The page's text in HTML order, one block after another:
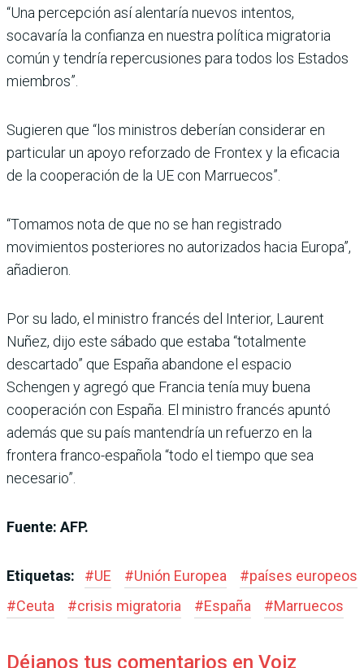
“Una percepción así alentaría nuevos intentos,
socavaría la confianza en nuestra política migratoria
común y tendría repercusiones para todos los Estados
miembros”.
Sugieren que “los ministros deberían considerar en
particular un apoyo reforzado de Frontex y la eficacia
de la cooperación de la UE con Marruecos”.
“Tomamos nota de que no se han registrado
movimientos posteriores no autorizados hacia Europa”,
añadieron.
Por su lado, el ministro francés del Interior, Laurent
Nuñez, dijo este sábado que estaba “totalmente
descartado” que España abandone el espacio
Schengen y agregó que Francia tenía muy buena
cooperación con España. El ministro francés apuntó
además que su país mantendría un refuerzo en la
frontera franco-española “todo el tiempo que sea
necesario”.
Fuente: AFP.
Etiquetas: #UE #Unión Europea #países europeos
#Ceuta #crisis migratoria #España #Marruecos
Déjanos tus comentarios en Voiz